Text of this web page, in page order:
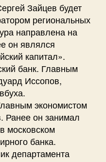
Зайцев будет
региональных
направлена на
он являлся
капитал».
банк. Главным
Иссопов,
экономистом
Ранее он занимал
московском
банка.
департамента